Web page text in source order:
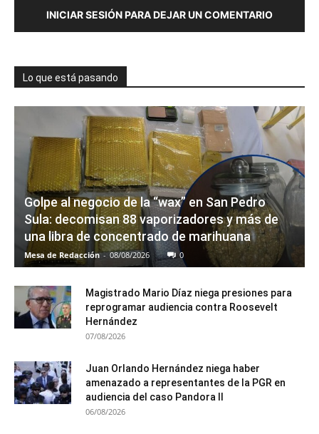
INICIAR SESIÓN PARA DEJAR UN COMENTARIO
Lo que está pasando
Golpe al negocio de la “wax” en San Pedro
Sula: decomisan 88 vaporizadores y más de
una libra de concentrado de marihuana
Mesa de Redacción - 08/08/2026 0
Magistrado Mario Díaz niega presiones para
reprogramar audiencia contra Roosevelt
Hernández
07/08/2026
Juan Orlando Hernández niega haber
amenazado a representantes de la PGR en
audiencia del caso Pandora II
06/08/2026